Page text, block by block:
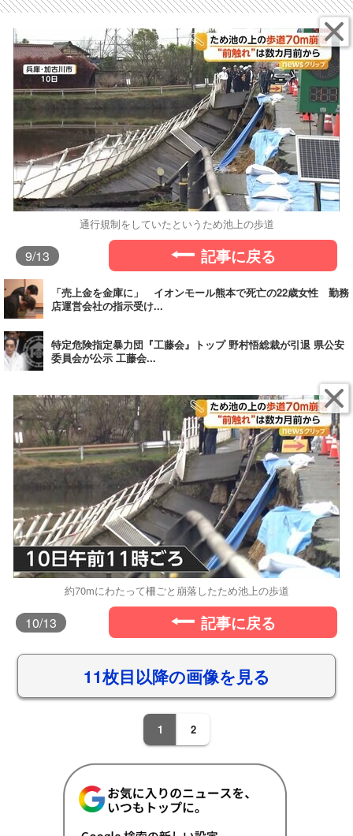
通行規制をしていたというため池上の歩道
9/13 記事に戻る
「売上金を金庫に」 イオンモール熊本で死亡の22歳女性 勤務
店運営会社の指示受け...
特定危険指定暴力団『工藤会』トップ 野村悟総裁が引退 県公安
委員会が公示 工藤会...
約70mにわたって柵ごと崩落したため池上の歩道
10/13 記事に戻る
11枚目以降の画像を見る
1 2